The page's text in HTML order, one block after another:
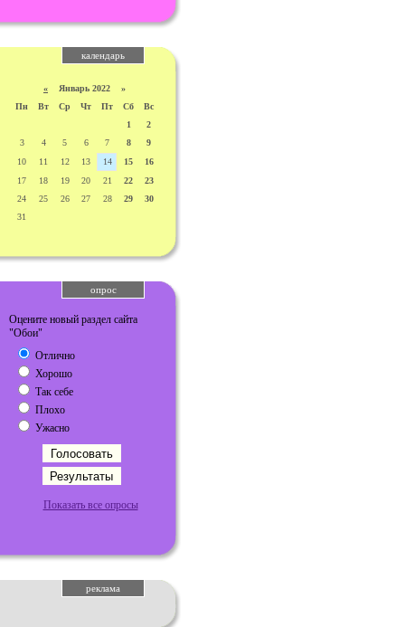
календарь
« Январь 2022 »
Пн
Вт Ср Чт Пт Сб
Вс
1
2
3
4 5 6 7 8
9
10
11 12 13 14 15
16
17
18 19 20 21 22
23
24
25 26 27 28 29
30
31
опрос
Оцените новый раздел сайта
"Обои"
Отлично
Хорошо
Так себе
Плохо
Ужасно
Показать все опросы
реклама